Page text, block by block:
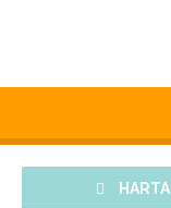
HARTA